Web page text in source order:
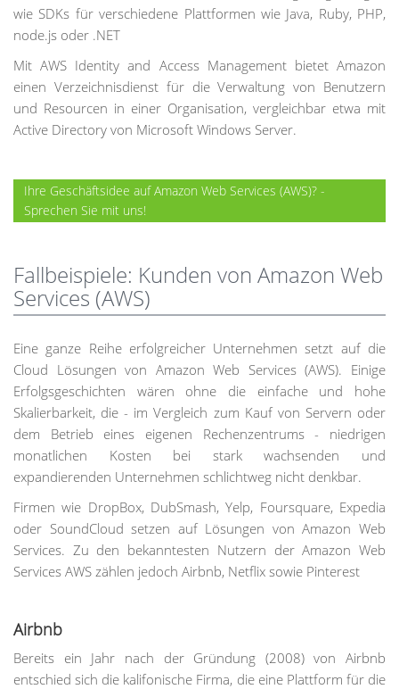
wie SDKs für verschiedene Plattformen wie Java, Ruby, PHP,
node.js oder .NET
Mit AWS Identity and Access Management bietet Amazon
einen Verzeichnisdienst für die Verwaltung von Benutzern
und Resourcen in einer Organisation, vergleichbar etwa mit
Active Directory von Microsoft Windows Server.
Ihre Geschäftsidee auf Amazon Web Services (AWS)? -
Sprechen Sie mit uns!
Fallbeispiele: Kunden von Amazon Web
Services (AWS)
Eine ganze Reihe erfolgreicher Unternehmen setzt auf die
Cloud Lösungen von Amazon Web Services (AWS). Einige
Erfolgsgeschichten wären ohne die einfache und hohe
Skalierbarkeit, die - im Vergleich zum Kauf von Servern oder
dem Betrieb eines eigenen Rechenzentrums - niedrigen
monatlichen Kosten bei stark wachsenden und
expandierenden Unternehmen schlichtweg nicht denkbar.
Firmen wie DropBox, DubSmash, Yelp, Foursquare, Expedia
oder SoundCloud setzen auf Lösungen von Amazon Web
Services. Zu den bekanntesten Nutzern der Amazon Web
Services AWS zählen jedoch Airbnb, Netflix sowie Pinterest
Airbnb
Bereits ein Jahr nach der Gründung (2008) von Airbnb
entschied sich die kalifonische Firma, die eine Plattform für die